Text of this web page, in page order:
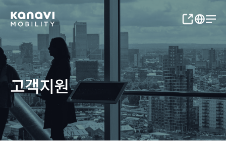
고객지원